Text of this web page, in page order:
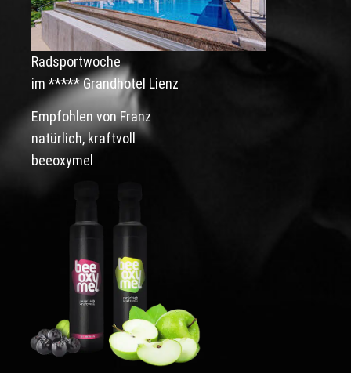
Radsportwoche
im ***** Grandhotel Lienz
Empfohlen von Franz
natürlich, kraftvoll
beeoxymel